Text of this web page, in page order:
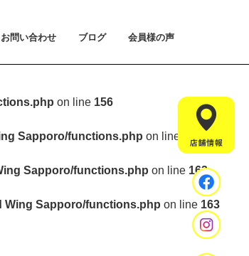
いて
紹介
お問い合わせ
お問い合わせ
入会手続きのご予約
体験会のご予約
見学・相談のご予約
よくあるご質問
ブログ 会員様の声
on line 156
Sapporo/functions.php on line 157
Sapporo/functions.php on line 163
Wing Sapporo/functions.php on line 163